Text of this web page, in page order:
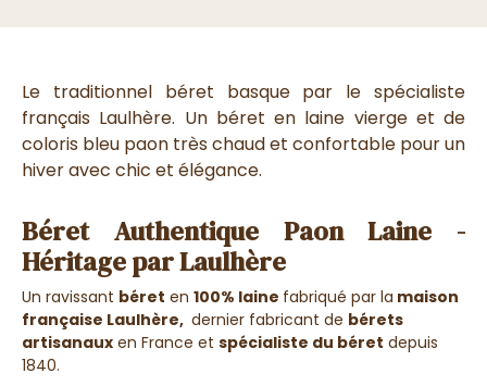
Le traditionnel béret basque par le spécialiste
français Laulhère. Un béret en laine vierge et de
coloris bleu paon très chaud et confortable pour un
hiver avec chic et élégance.
Béret Authentique Paon Laine -
Héritage par Laulhère
Un ravissant béret en 100% laine fabriqué par la maison
française Laulhère, dernier fabricant de bérets
artisanaux en France et spécialiste du béret depuis
1840.